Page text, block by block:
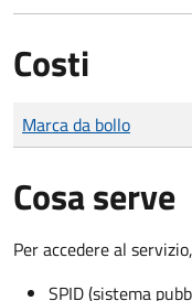
Costi
Tipo di pagamento
Importo
Marca da bollo
Cosa serve
Per accedere al
SPID (sistema